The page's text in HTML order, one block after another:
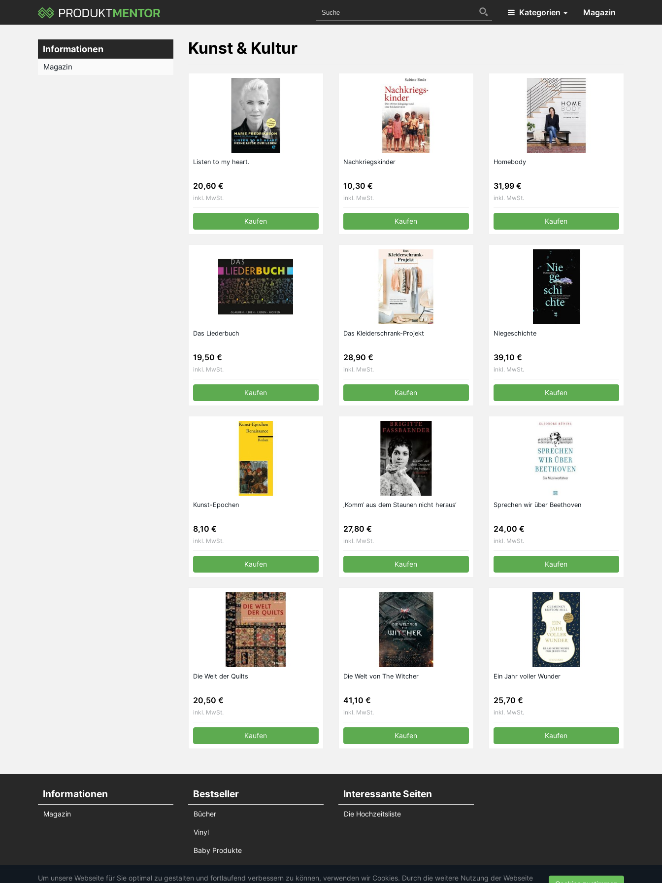
main
Kategorien Magazin
Kunst & Kultur
Listen to my heart.
20,60 €
inkl. MwSt.
Kaufen
Nachkriegskinder
10,30 €
inkl. MwSt.
Kaufen
Homebody
31,99 €
inkl. MwSt.
Kaufen
Das Liederbuch
19,50 €
inkl. MwSt.
Kaufen
Das Kleiderschrank-Projekt
28,90 €
inkl. MwSt.
Kaufen
Niegeschichte
39,10 €
inkl. MwSt.
Kaufen
Kunst-Epochen
8,10 €
inkl. MwSt.
Kaufen
‚Komm‘ aus dem Staunen nicht heraus‘
27,80 €
inkl. MwSt.
Kaufen
Sprechen wir über Beethoven
24,00 €
inkl. MwSt.
Kaufen
Die Welt der Quilts
20,50 €
inkl. MwSt.
Kaufen
Die Welt von The Witcher
41,10 €
inkl. MwSt.
Kaufen
Ein Jahr voller Wunder
25,70 €
inkl. MwSt.
Kaufen
Informationen
Magazin
Informationen
Magazin
Bestseller
Bücher
Vinyl
Baby Produkte
Interessante Seiten
Die Hochzeitsliste
Um unsere Webseite für Sie optimal zu gestalten und fortlaufend verbessern zu können, verwenden wir Cookies. Durch die weitere Nutzung der Webseite